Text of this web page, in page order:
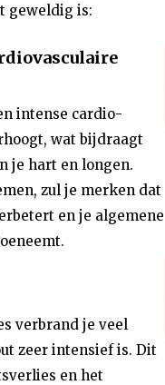
geweldig is:
intense cardio-
wat bijdraagt
je hart en longen.
zul je merken dat
en je algemene
verbrand je veel
zeer intensief is. Dit
en het